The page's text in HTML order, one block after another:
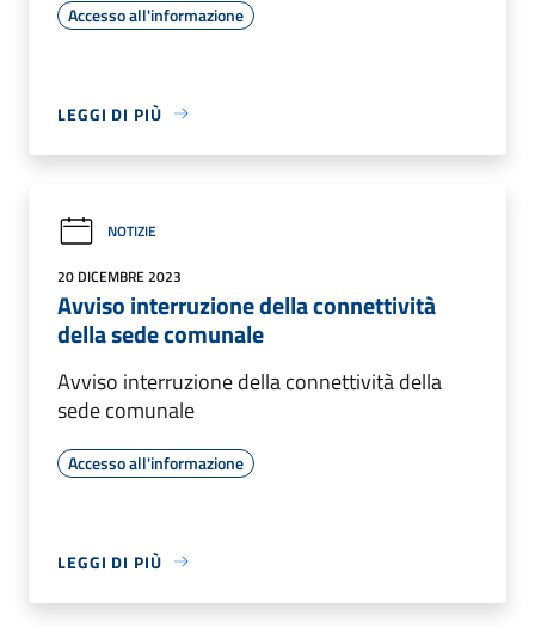
Accesso all'informazione
LEGGI DI PIÙ
NOTIZIE
20 DICEMBRE 2023
Avviso interruzione della connettività
della sede comunale
Avviso interruzione della connettività della
sede comunale
Accesso all'informazione
LEGGI DI PIÙ